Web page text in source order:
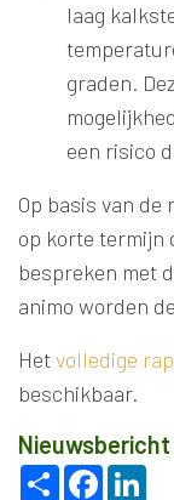
laag
graden.
een risico
Op basis van
op korte termijn
bespreken met
animo worden
Hetvolledige
beschikbaar.
Deel